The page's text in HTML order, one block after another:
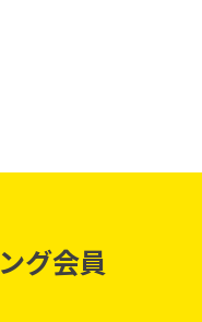
グ会員